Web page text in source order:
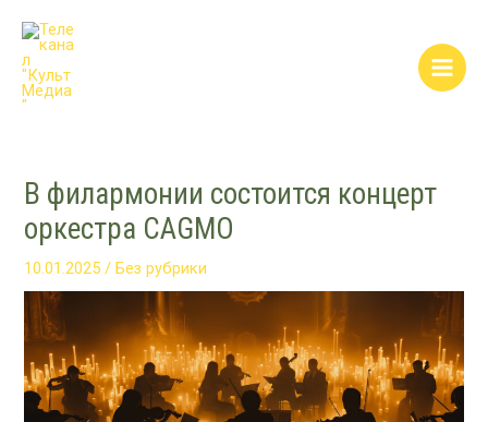
содержимому
В филармонии состоится концерт
оркестра CAGMO
10.01.2025/Без рубрики
navigation